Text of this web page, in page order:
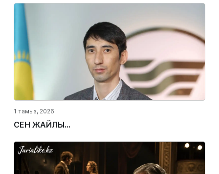
1 тамыз, 2026
СЕН ЖАЙЛЫ...